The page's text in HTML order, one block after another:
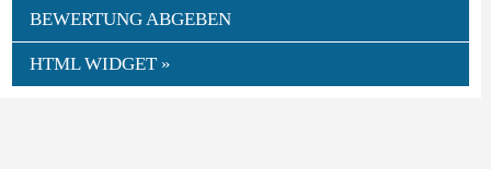
BEWERTUNG ABGEBEN
HTML WIDGET »